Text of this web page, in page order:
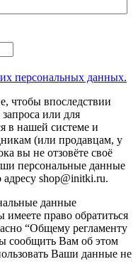
персональных данных.
чтобы впоследствии
или для
в нашей системе и
(или продавцам, у
вы не отзовёте своё
персональные данные
shop@initki.ru.
данные
право обратиться
“Общему регламенту
сообщить Вам об этом
Ваши данные не